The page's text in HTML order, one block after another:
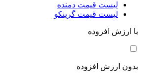
لیست قیمت دمنده
لیست قیمت گرینکو
با ارزش افزوده
بدون ارزش افزوده